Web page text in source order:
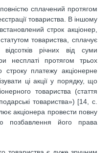
сплачений протягом
товариства. В іншому
строк акціонер,
товариства, сплачує
річних від суми
несплаті протягом трьох
строку платежу акціонерне
ці акції у порядку, що
товариства (стаття
товариства») [14, с.
акціонера провести повну
позбавлення його права